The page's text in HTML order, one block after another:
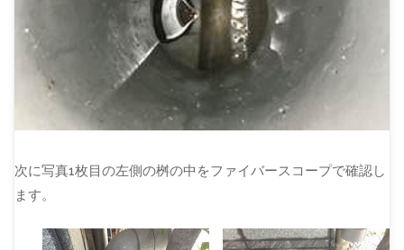
次に写真1枚目の左側の桝の中をファイバースコープで確認し
ます。